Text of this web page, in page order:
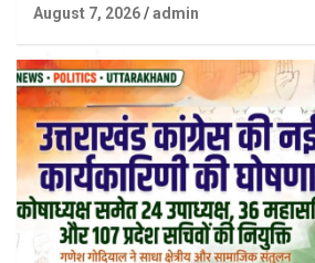
August 7, 2026 admin